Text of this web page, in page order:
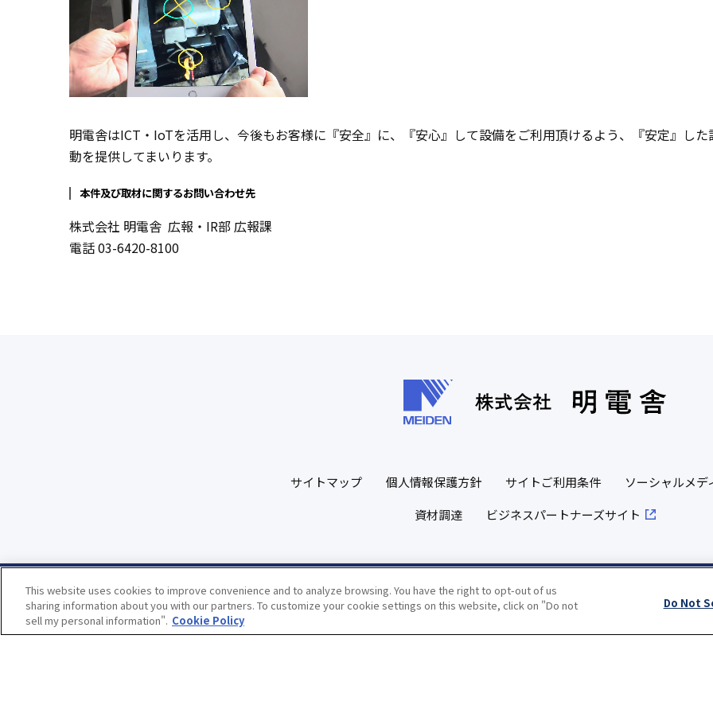
明電舎はICT・IoTを活用し、今後もお客様に『安全』に、『安心』して設備をご利用頂けるよう、『安定』した
動を提供してまいります。
本件及び取材に関するお問い合わせ先
株式会社 明電舎 広報・IR部 広報課
電話 03-6420-8100
サイトマップ 個人情報保護方針 サイトご利用条件
ソーシャルメデ
資材調達
ビジネスパートナーズサイト
Copyright(c) MEIDENSHA CORPORATION All Rights Reserved.
This website uses cookies to improve convenience and to analyze browsing. You have the right to opt-out of us
sharing information about you with our partners. To customize your cookie settings on this website, click on "Do not
sell my personal information". Cookie Policy
Do Not